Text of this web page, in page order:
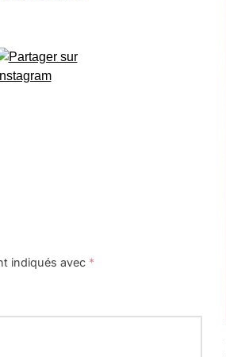
indiqués avec *